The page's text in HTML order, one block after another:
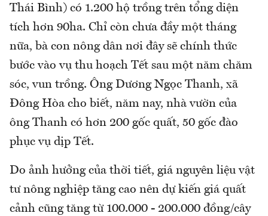
Thái Bình) có 1.200 hộ trồng trên tổng diện
tích hơn 90ha. Chỉ còn chưa đầy một tháng
nữa, bà con nông dân nơi đây sẽ chính thức
bước vào vụ thu hoạch Tết sau một năm chăm
sóc, vun trồng. Ông Dương Ngọc Thanh, xã
Đông Hòa cho biết, năm nay, nhà vườn của
ông Thanh có hơn 200 gốc quất, 50 gốc đào
phục vụ dịp Tết.
Do ảnh hưởng của thời tiết, giá nguyên liệu vật
tư nông nghiệp tăng cao nên dự kiến giá quất
cảnh cũng tăng từ 100.000 - 200.000 đồng/cây